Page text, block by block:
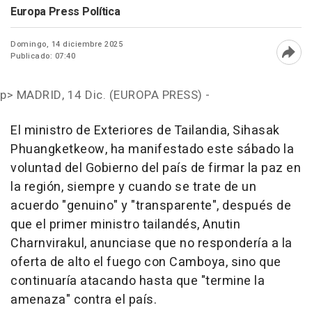
Europa Press Política
Domingo, 14 diciembre 2025
Publicado: 07:40
p> MADRID, 14 Dic. (EUROPA PRESS) -
El ministro de Exteriores de Tailandia, Sihasak
Phuangketkeow, ha manifestado este sábado la
voluntad del Gobierno del país de firmar la paz en
la región, siempre y cuando se trate de un
acuerdo "genuino" y "transparente", después de
que el primer ministro tailandés, Anutin
Charnvirakul, anunciase que no respondería a la
oferta de alto el fuego con Camboya, sino que
continuaría atacando hasta que "termine la
amenaza" contra el país.